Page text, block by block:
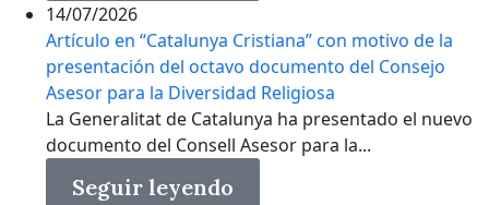
14/07/2026
Artículo en “Catalunya Cristiana” con motivo de la
presentación del octavo documento del Consejo
Asesor para la Diversidad Religiosa
La Generalitat de Catalunya ha presentado el nuevo
documento del Consell Asesor para la...
Seguir leyendo